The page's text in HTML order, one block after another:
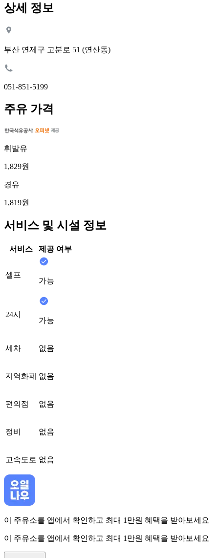
상세 정보
부산 연제구 고분로 51 (연산동)
051-851-5199
주유 가격
휘발유
1,829원
경유
1,819원
서비스 및 시설 정보
서비스 제공 여부
셀프
가능
24시
가능
세차 없음
지역화폐 없음
편의점 없음
정비 없음
고속도로 없음
이 주유소를 앱에서 확인하고 최대 1만원 혜택을 받아보세요
이 주유소를 앱에서 확인하고 최대 1만원 혜택을 받아보세요